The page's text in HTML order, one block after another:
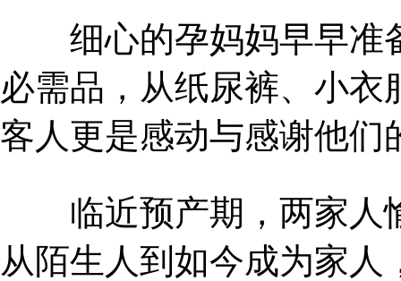
细心的孕妈妈早早准
必需品，从纸尿裤、小
客人更是感动与感谢他们
临近预产期，两家人
从陌生人到如今成为家